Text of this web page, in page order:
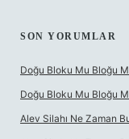
SON YORUMLAR
Doğu Bloku Mu Bloğu
Doğu Bloku Mu Bloğu
Alev Silahı Ne Zaman